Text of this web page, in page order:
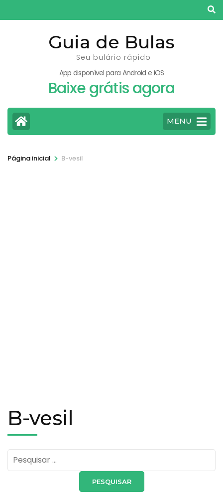
para
Guia de Bulas
Seu bulário rápido
App disponível para Android e iOS
Baixe grátis agora
MENU
Página inicial > B-vesil
B-vesil
Pesquisar
por: